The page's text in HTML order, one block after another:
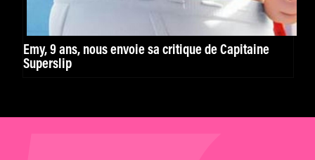
Emy, 9 ans, nous envoie sa critique de Capitaine
Superslip